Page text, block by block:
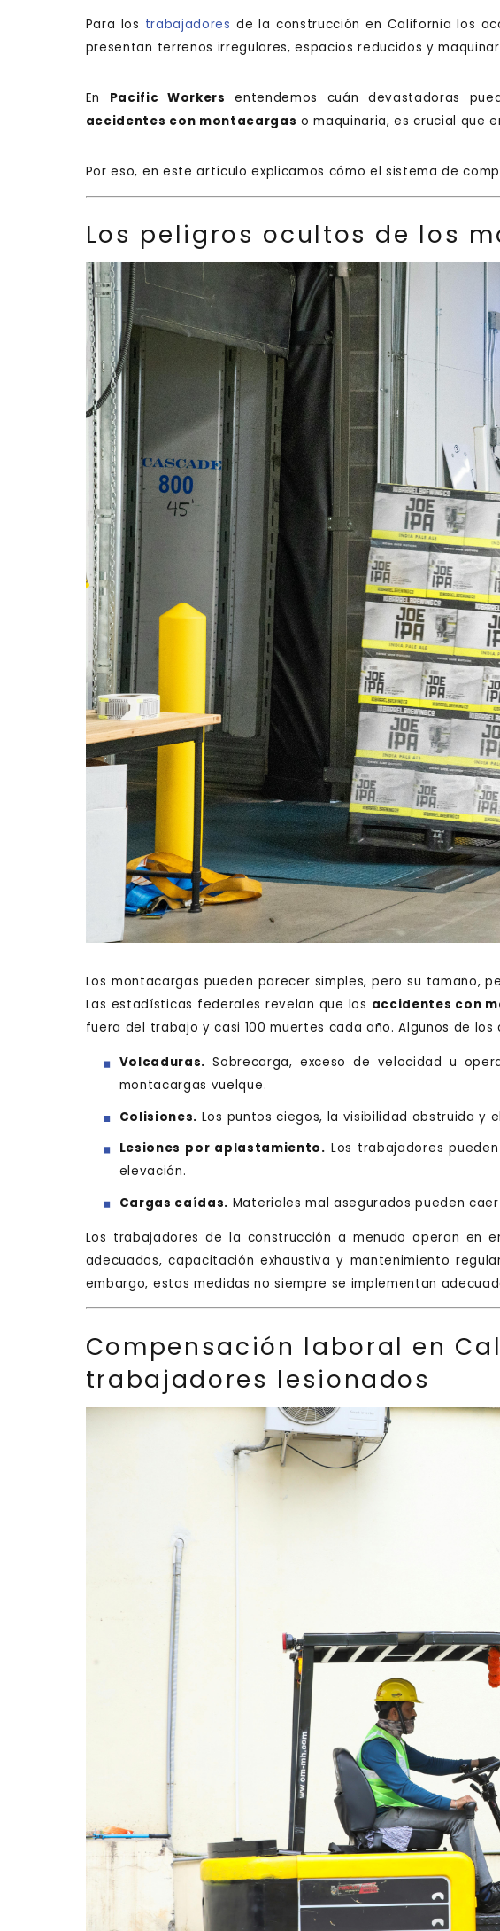
Para los trabajadores de la construcción en California los
presentan terrenos irregulares, espacios reducidos y
En Pacific Workers entendemos cuán devastadoras
accidentes con montacargas o maquinaria, es crucial que
Por eso, en este artículo explicamos cómo el sistema de
Los peligros ocultos de los
Los montacargas pueden parecer simples, pero su tamaño,
Las estadísticas federales revelan que los accidentes con
fuera del trabajo y casi 100 muertes cada año. Algunos de los
Volcaduras. Sobrecarga, exceso de velocidad u
montacargas vuelque.
Colisiones. Los puntos ciegos, la visibilidad obstruida
Lesiones por aplastamiento. Los trabajadores
elevación.
Cargas caídas. Materiales mal asegurados pueden
Los trabajadores de la construcción a menudo operan en
adecuados, capacitación exhaustiva y mantenimiento
embargo, estas medidas no siempre se implementan
Compensación laboral en
trabajadores lesionados